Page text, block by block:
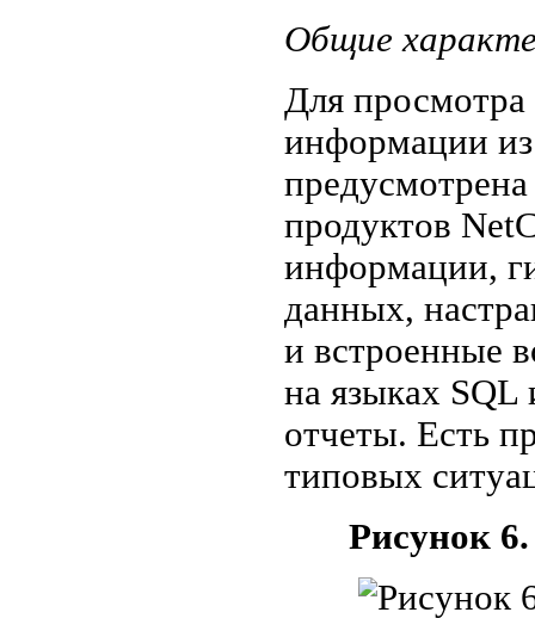
Общие
Для просмотра
информации
продуктов
информации,
данных,
и встроенные
на языках SQL
отчеты. Есть
типовых
Рисунок